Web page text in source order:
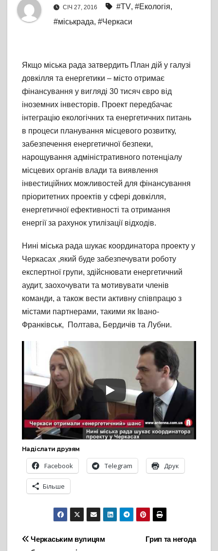
СІЧ 27, 2016 #TV, #Екологія,
#міськрада, #Черкаси
Якщо міська рада затвердить План дій у галузі
довкілля та енергетики – місто отримає
фінансування у вигляді 30 тисяч євро від
іноземних інвесторів. Проект передбачає
інтеграцію екологічних та енергетичних питань
в процеси планування місцевого розвитку,
забезпечення енергетичної безпеки,
нарощування адміністративного потенціалу
місцевих органів влади та виявлення
інвестиційних можливостей для фінансування
пріоритетних проектів у сфері довкілля,
енергетичної ефективності та отримання
енергії за рахунок утилізації відходів.
Нині міська рада шукає координатора проекту у
Черкасах ,який буде забезпечувати роботу
експертної групи, здійснювати енергетичний
аудит, заохочувати та мотивувати членів
команди, а також вести активну співпрацю з
містами партнерами, такими як Івано-
Франківськ, Полтава, Бердичів та Лубни.
Надіслати друзям
Facebook Telegram Друк
Більше
Навігація
Грип та негода
Черкаським вулицям